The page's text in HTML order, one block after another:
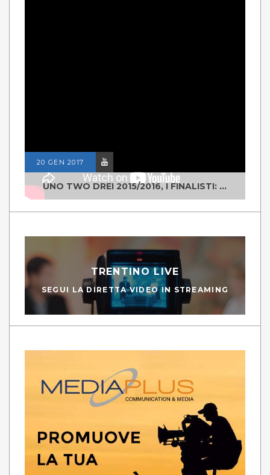
20 GEN 2017
UNO TWO DREI 2015/2016, I FINALISTI: CLASSE IV ALS ISTITUTO "DEGASPERI" BORGO VALSUGANA
TRENTINO LIVE
SEGUI LA DIRETTA VIDEO IN STREAMING